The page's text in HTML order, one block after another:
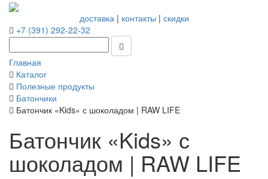
доставка| контакты | скидки
+7 (391) 292-22-32
Главная
Каталог
Полезные продукты
Батончики
Батончик «Kids» с шоколадом | RAW LIFE
Батончик «Kids» с
шоколадом | RAW LIFE